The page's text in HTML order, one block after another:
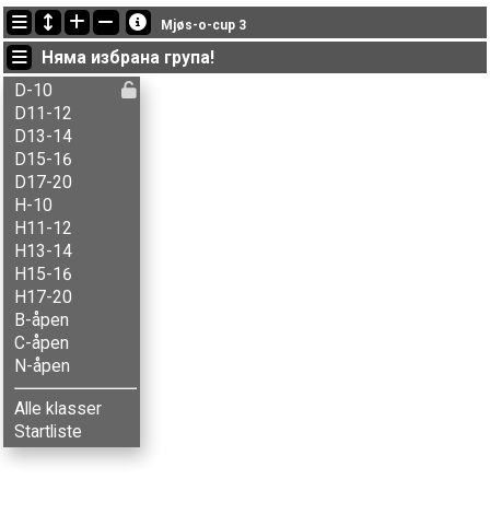
Последно обновени
13:04:14: Agnes B. Brenna (D11-12) финиширал с време 21:37 (10)
13:04:14: Aksel B. Carlson (H13-14
13:04:14: Aksel T. Fingarsen (H15-16) финиширал с време 30:37 (2)
Mjøs-o-cup 3
Няма избрана група!
D-10
D11-12
D13-14
D15-16
D17-20
H-10
H11-12
H13-14
H15-16
H17-20
B-åpen
C-åpen
N-åpen
Alle klasser
Startliste